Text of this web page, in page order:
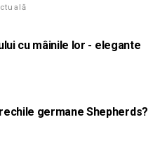
cu mâinile lor - elegante
germane Shepherds?